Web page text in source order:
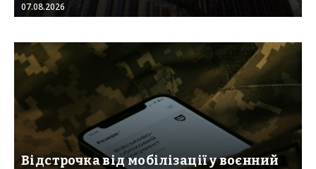
07.08.2026
Відстрочка від мобілізації у воєнний